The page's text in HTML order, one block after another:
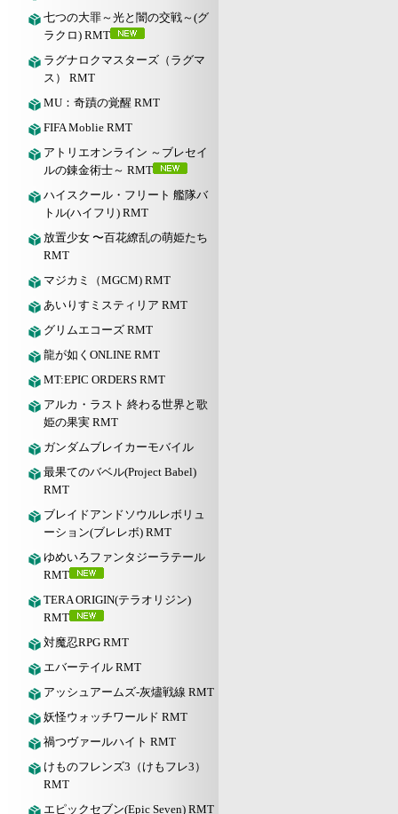
七つの大罪～光と闇の交戦～(グ
ラクロ) RMT
ラグナロクマスターズ（ラグマ
ス） RMT
MU：奇蹟の覚醒 RMT
FIFA Moblie RMT
アトリエオンライン ～ブレセイ
ルの錬金術士～ RMT
ハイスクール・フリート 艦隊バ
トル(ハイフリ) RMT
放置少女 〜百花繚乱の萌姫たち
RMT
マジカミ（MGCM) RMT
あいりすミスティリア RMT
グリムエコーズ RMT
龍が如くONLINE RMT
MT:EPIC ORDERS RMT
アルカ・ラスト 終わる世界と歌
姫の果実 RMT
ガンダムブレイカーモバイル
最果てのバベル(Project Babel)
RMT
ブレイドアンドソウルレボリュ
ーション(ブレレボ) RMT
ゆめいろファンタジーラテール
RMT
TERA ORIGIN(テラオリジン)
RMT
対魔忍RPG RMT
エバーテイル RMT
アッシュアームズ‐灰燼戦線 RMT
妖怪ウォッチワールド RMT
禍つヴァールハイト RMT
けものフレンズ3（けもフレ3）
RMT
エピックセブン(Epic Seven) RMT